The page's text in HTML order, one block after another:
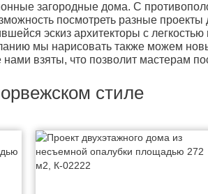
загородные дома. С
посмотреть разные
эскиз архитекторы с
мы нарисовать также можем
нами взяты, что позволит мастерам
стиле